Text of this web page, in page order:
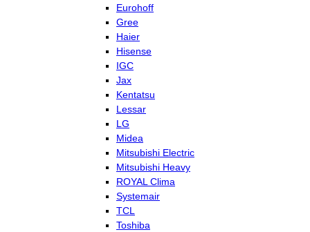
Eurohoff
Gree
Haier
Hisense
IGC
Jax
Kentatsu
Lessar
LG
Midea
Mitsubishi Electric
Mitsubishi Heavy
ROYAL Clima
Systemair
TCL
Toshiba